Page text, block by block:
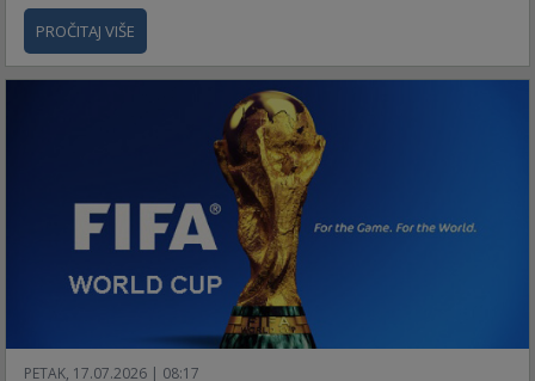
PROČITAJ VIŠE
PETAK, 17.07.2026 | 08:17